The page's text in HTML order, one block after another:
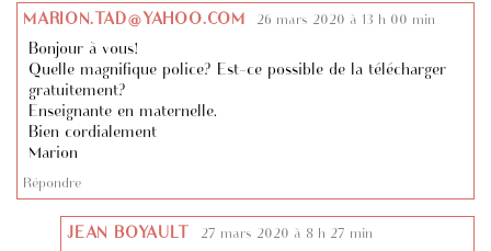
MARION.TAD@YAHOO.COM 26 mars 2020 à 13 h 00 min
Bonjour à vous!
Quelle magnifique police? Est-ce possible de la télécharger
gratuitement?
Enseignante en maternelle.
Bien cordialement
Marion
Répondre
JEAN BOYAULT 27 mars 2020 à 8 h 27 min